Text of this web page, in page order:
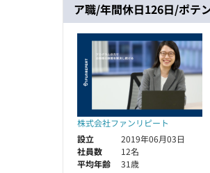
ア職/年間休日126日/ポテ
株式会社ファンリピート
設立
2019年06月03日
社員数
12名
平均年齢
31歳